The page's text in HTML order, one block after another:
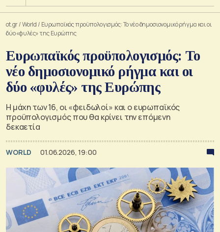
ot.gr/World / Ευρωπαϊκός προϋπολογισμός: Το νέο δημοσιονομικό ρήγμα και οι
δύο «φυλές» της Ευρώπης
Ευρωπαϊκός προϋπολογισμός: Το
νέο δημοσιονομικό ρήγμα και οι
δύο «φυλές» της Ευρώπης
Η μάχη των 16, οι «φειδωλοί» και ο ευρωπαϊκός
προϋπολογισμός που θα κρίνει την επόμενη
δεκαετία
WORLD 01.06.2026, 19:00